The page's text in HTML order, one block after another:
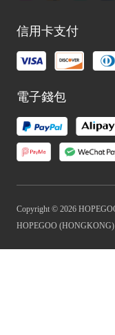
信用卡支付
電子錢包
Copyright © 2026
HOPEGOO